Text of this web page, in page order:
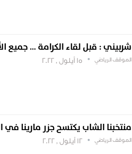
شربيني : قبل لقاء الكرامة … جميع
الموقف الرياضي 15 أيلول , 2022
منتخبنا الشاب يكتسح جزر مارينا
الموقف الرياضي 12 أيلول , 2022